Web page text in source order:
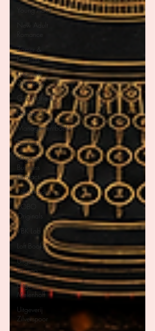
Young Adult
New Adult
Romance
Zomer &
Keuning
Uitgeverij
Zilverbron
Gezondheid
Feelgood
Managementboeken
Boekerij
Uitgever
Business
Contact
Prentenboek
KOBO
Originals
VBK Lab
Loft Books
Uitgeverij
Lannoo
Uitgeverij
Melenhoff
Uitgeverij
Zilverspoor